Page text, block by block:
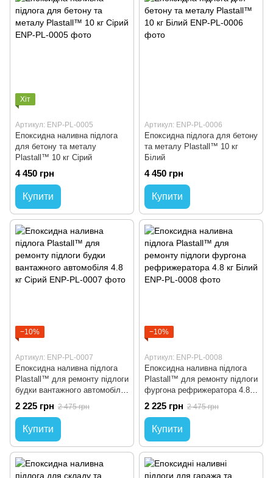
Хіт
Артикул: ENP-PL-0005
Епоксидна наливна підлога
для бетону та металу
Plastall™ 10 кг Сірий
4 450 грн
Купити
Артикул: ENP-PL-0006
Епоксидна підлога для бетону
та металу Plastall™ 10 кг
Білий
4 450 грн
Купити
−10%
Артикул: ENP-PL-0007
Епоксидна наливна підлога
Plastall™ для ремонту підлоги
будки вантажного автомобіля
4.8 кг Сірий
2 225 грн 2 475 грн
Купити
−10%
Артикул: ENP-PL-0008
Епоксидна наливна підлога
Plastall™ для ремонту підлоги
фургона рефрижератора 4.8
кг Білий
2 225 грн 2 475 грн
Купити